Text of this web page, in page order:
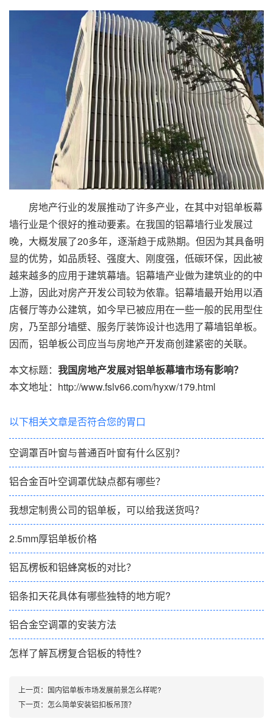
房地产行业的发展推动了许多产业，在其中对铝单板幕
墙行业是个很好的推动要素。在我国的铝幕墙行业发展过
晚，大概发展了20多年，逐渐趋于成熟期。但因为其具备明
显的优势，如品质轻、强度大、刚度强，低碳环保，因此被
越来越多的应用于建筑幕墙。铝幕墙产业做为建筑业的的中
上游，因此对房产开发公司较为依靠。铝幕墙最开始用以酒
店餐厅等办公建筑，如今早已被应用在一些一般的民用型住
房，乃至部分墙壁、服务厅装饰设计也选用了幕墙铝单板。
因而，铝单板公司应当与房地产开发商创建紧密的关联。
本文标题： 我国房地产发展对铝单板幕墙市场有影响？
本文地址：http://www.fslv66.com/hyxw/179.html
以下相关文章是否符合您的胃口
空调罩百叶窗与普通百叶窗有什么区别？
铝合金百叶空调罩优缺点都有哪些？
我想定制贵公司的铝单板，可以给我送货吗？
2.5mm厚铝单板价格
铝瓦楞板和铝蜂窝板的对比？
铝条扣天花具体有哪些独特的地方呢?
铝合金空调罩的安装方法
怎样了解瓦楞复合铝板的特性?
上一页： 国内铝单板市场发展前景怎么样呢?
下一页： 怎么简单安装铝扣板吊顶？